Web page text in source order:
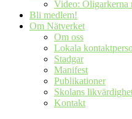
Video: Oligarkerna
Bli medlem!
Om Nätverket
Om oss
Lokala
Stadgar
Manifest
Publikationer
Skolans
Kontakt